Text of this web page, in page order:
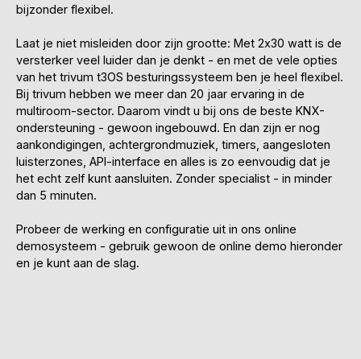
bijzonder flexibel.
Laat je niet misleiden door zijn grootte: Met 2x30 watt is de
versterker veel luider dan je denkt - en met de vele opties
van het trivum t3OS besturingssysteem ben je heel flexibel.
Bij trivum hebben we meer dan 20 jaar ervaring in de
multiroom-sector. Daarom vindt u bij ons de beste KNX-
ondersteuning - gewoon ingebouwd. En dan zijn er nog
aankondigingen, achtergrondmuziek, timers, aangesloten
luisterzones, API-interface en alles is zo eenvoudig dat je
het echt zelf kunt aansluiten. Zonder specialist - in minder
dan 5 minuten.
Probeer de werking en configuratie uit in ons online
demosysteem - gebruik gewoon de online demo hieronder
en je kunt aan de slag.